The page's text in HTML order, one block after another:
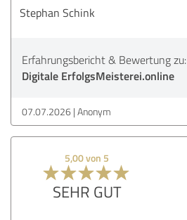
Stephan Schink
Erfahrungsbericht & Bewertung zu:
Digitale ErfolgsMeisterei.online
07.07.2026 Anonym
5,00 von 5
SEHR GUT